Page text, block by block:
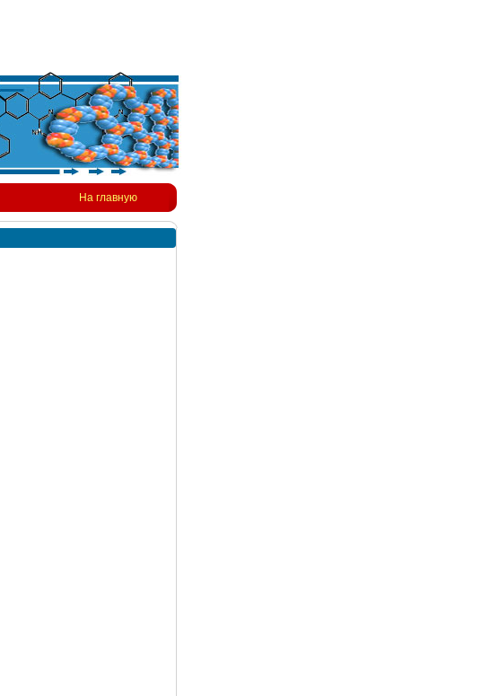
На главную